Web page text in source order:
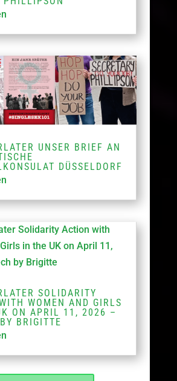
UNSER BRIEF AN
DÜSSELDORF
SOLIDARITY
WOMEN AND GIRLS
ON APRIL 11, 2026 –
BRIGITTE